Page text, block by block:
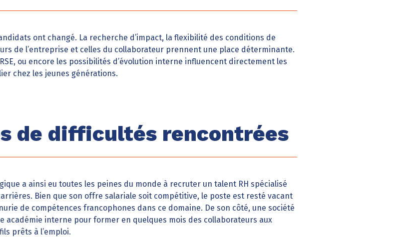
ont changé. La recherche d’impact, la flexibilité des conditions de
de l’entreprise et celles du collaborateur prennent une place déterminante.
RSE, ou encore les possibilités d’évolution interne influencent directement les
chez les jeunes générations.
de difficultés rencontrées
a ainsi eu toutes les peines du monde à recruter un talent RH spécialisé
Bien que son offre salariale soit compétitive, le poste est resté vacant
de compétences francophones dans ce domaine. De son côté, une société
académie interne pour former en quelques mois des collaborateurs aux
prêts à l’emploi.